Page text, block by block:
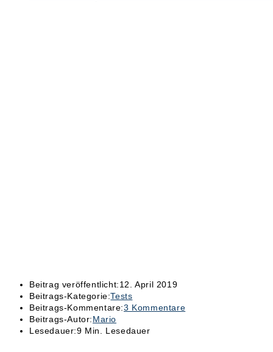
Beitrag veröffentlicht:12. April 2019
Beitrags-Kategorie:Tests
Beitrags-Kommentare:3 Kommentare
Beitrags-Autor:Mario
Lesedauer:9 Min. Lesedauer